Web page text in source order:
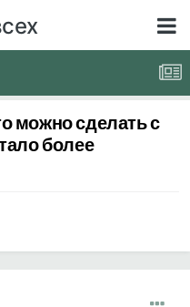
можно сделать с
более